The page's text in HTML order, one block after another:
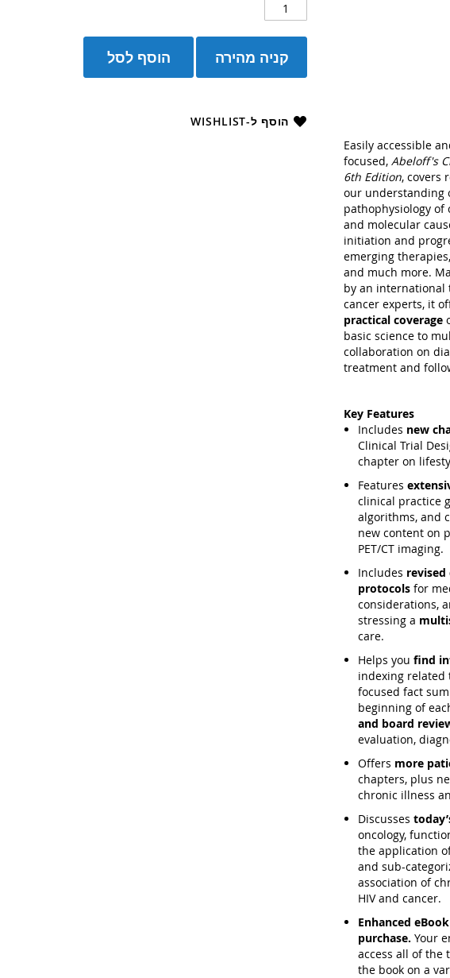
הוסף לסל קניה מהירה
הוסף ל-WISHLIST
Easily accessible
focused, Abeloff's
6th Edition, covers
our understanding
pathophysiology of
and molecular
initiation and
emerging
and much more.
by an international
cancer experts, it
practical coverage
basic science to
collaboration on
treatment and
Key Features
Includes new
Clinical Trial
chapter on
Features
clinical practice
algorithms, and
new content on
PET/CT imaging.
Includes
protocolsfor
considerations,
stressing a
care.
Helps you find
indexing related
focused fact
beginning of
and board
evaluation,
Offers more
chapters, plus
chronic illness
Discusses
oncology,
the application
and sub-
association of
HIV and cancer.
Enhanced
purchase. Your
access all of the
the book on a